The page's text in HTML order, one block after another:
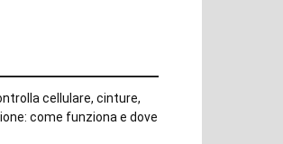
cellulare, cinture,
come funziona e dove